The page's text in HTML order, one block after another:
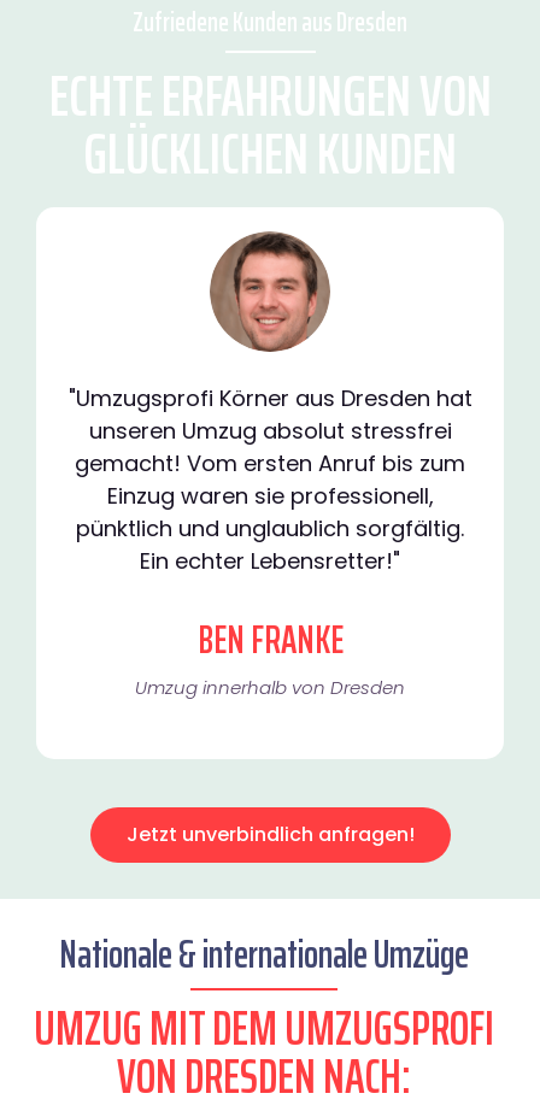
Zufriedene Kunden aus Dresden
ECHTE ERFAHRUNGEN VON
GLÜCKLICHEN KUNDEN
"Umzugsprofi Körner aus Dresden hat
unseren Umzug absolut stressfrei
gemacht! Vom ersten Anruf bis zum
Einzug waren sie professionell,
pünktlich und unglaublich sorgfältig.
Ein echter Lebensretter!"
BEN FRANKE
Umzug innerhalb von Dresden​
Jetzt unverbindlich anfragen!
Nationale & internationale Umzüge
UMZUG MIT DEM UMZUGSPROFI
VON DRESDEN NACH: